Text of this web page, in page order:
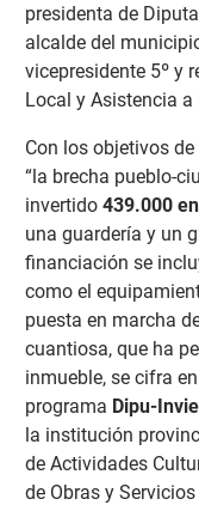
presidenta de
alcalde del
vicepresidente 5º y
Local y Asistencia
Con los objetivos
“la brecha pueblo-
invertido 439.000
una guardería y un
financiación se
como el
puesta en marcha
cuantiosa, que ha
inmueble, se cifra
programa Dipu-
la institución
de Actividades
de Obras y